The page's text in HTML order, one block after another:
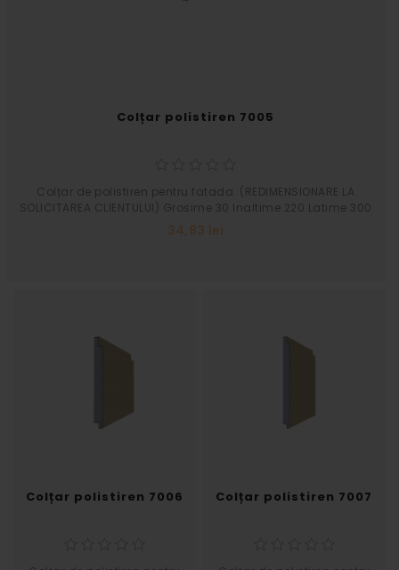
Colțar polistiren 7005
Colțar de polistiren pentru fatada. (REDIMENSIONARE LA
SOLICITAREA CLIENTULUI) Grosime 30 Inaltime 220 Latime 300
34,83 lei
Colțar polistiren 7006 Colțar polistiren 7007